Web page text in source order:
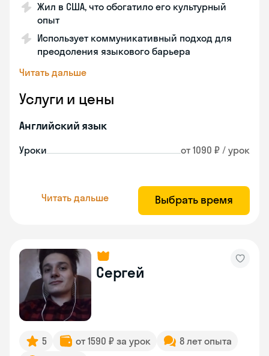
Жил в США, что обогатило его культурный
опыт
Использует коммуникативный подход для
преодоления языкового барьера
Читать дальше
Услуги и цены
Английский язык
Уроки от 1090 ₽ / урок
Читать дальше Выбрать время
Сергей
5 от 1590 ₽ за урок
8 лет опыта